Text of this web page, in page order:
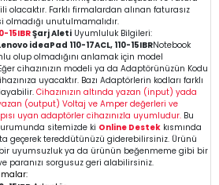
olacaktır. Farklı firmalardan alınan faturasız
unutulmamalıdır.
15IBRŞarj Aleti Uyumluluk Bilgileri:
ideaPad 110-17ACL, 110-15IBRNotebook
olup olmadığını anlamak için model
cihazınızın modeli ya da Adaptörünüzün Kodu
uyacaktır. Bazı Adaptörlerin kodları farklı
Cihazınızın altında yazan (input) yada
(output) Voltaj ve Amper değerleri ve
uyan adaptörler cihazınızla uyumludur. Bu
sitemizde ki Online Destek kısmında
geçerek tereddütünüzü giderebilirsiniz. Ürünü
uyumsuzluk ya da ürünün beğenmeme gibi bir
paranızı sorgusuz geri alabilirsiniz.